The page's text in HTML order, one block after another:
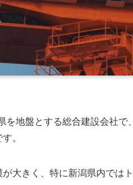
を地盤とする総合建設会社
。
大きく、特に新潟県内では